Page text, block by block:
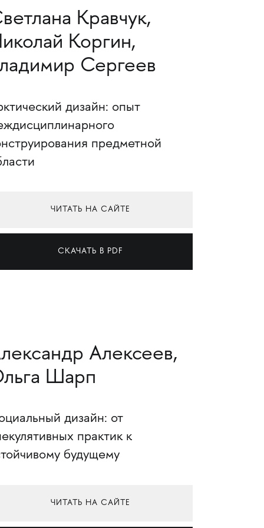
Кравчук,
Коргин,
Сергеев
дизайн: опыт
предметной
ЧИТАТЬ НА САЙТЕ
СКАЧАТЬ В PDF
Алексеев,
Шарп
дизайн: от
практик к
будущему
ЧИТАТЬ НА САЙТЕ